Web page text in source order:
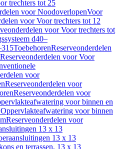
trechters tot 25
voor NoodoverlopenVoor
voor Voor trechters tot 12
voor Voor trechters tot
d40–
ToebehorenReserveonderdelen
Reserveonderdelen voor Voor
voor
Reserveonderdelen voor
Reserveonderdelen voor
voor binnen en
voor binnen
Reserveonderdelen voor
13 x 13
13 x 13
en terrassen, 13 x 13